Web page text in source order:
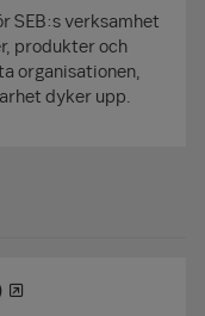
SEB:s verksamhet
produkter och
organisationen,
dyker upp.